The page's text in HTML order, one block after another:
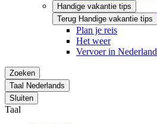
Handige vakantie tips
Terug Handige vakantie tips
Plan je reis
Het weer
Vervoer in Nederland
Zoeken
Taal Nederlands
Sluiten
Taal